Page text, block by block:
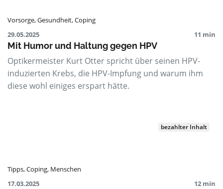
Vorsorge,Gesundheit,Coping
29.05.2025
11 min
Mit Humor und Haltung gegen HPV
Optikermeister Kurt Otter spricht über seinen HPV-
induzierten Krebs, die HPV-Impfung und warum ihm
diese wohl einiges erspart hätte.
bezahlter Inhalt
Tipps,Coping, Menschen
17.03.2025
12 min